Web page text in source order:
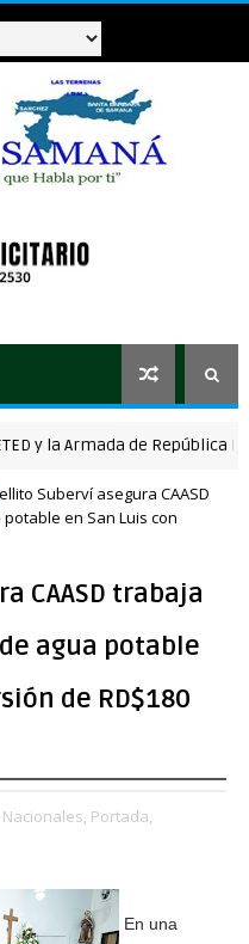
la Armada de República
Suberví asegura CAASD
en San Luis con
CAASD trabaja
agua potable
de RD$180
Nacionales, Portada,
En una